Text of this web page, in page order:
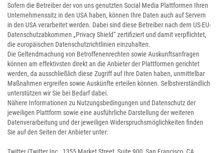
Sofern die Betreiber der von uns genutzten Social Media Plattformen Ihren
Unternehmenssitz in den USA haben, können Ihre Daten auch auf Servern
in den USA verarbeitet werden. Dabei sind diese Betreiber nach dem US-EU-
Datenschutzabkommen „Privacy Shield“ zertifiziert und damit verpflichtet,
die europäischen Datenschutzrichtlinien einzuhalten.
Die Geltendmachung von Betroffenenrechten sowie Auskunftsanfragen
können am effektivsten direkt an die Anbieter der Plattformen gerichtet
werden, da ausschließlich diese Zugriff auf Ihre Daten haben, unmittelbar
Maßnahmen ergreifen sowie Auskünfte erteilen können. Selbstverständlich
unterstützen wir Sie bei Bedarf dabei.
Nähere Informationen zu Nutzungsbedingungen und Datenschutz der
jeweiligen Plattform sowie eine ausführliche Darstellung der weiteren
Datenverarbeitung und der jeweiligen Widerspruchsmöglichkeiten finden
Sie auf den Seiten der Anbieter unter: